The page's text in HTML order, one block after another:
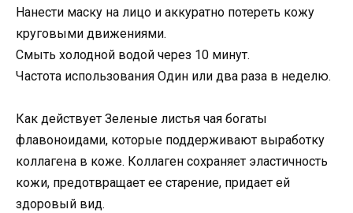
Нанести маску на лицо и аккуратно потереть кожу
круговыми движениями.
Смыть холодной водой через 10 минут.
Частота использования Один или два раза в неделю.
Как действует Зеленые листья чая богаты
флавоноидами, которые поддерживают выработку
коллагена в коже. Коллаген сохраняет эластичность
кожи, предотвращает ее старение, придает ей
здоровый вид.